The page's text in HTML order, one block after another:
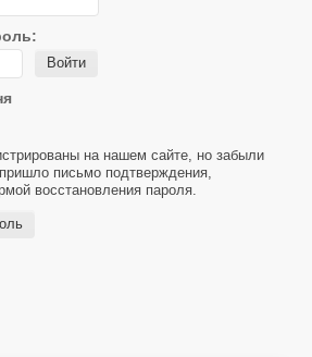
Войти
на нашем сайте, но забыли
письмо подтверждения,
восстановления пароля.